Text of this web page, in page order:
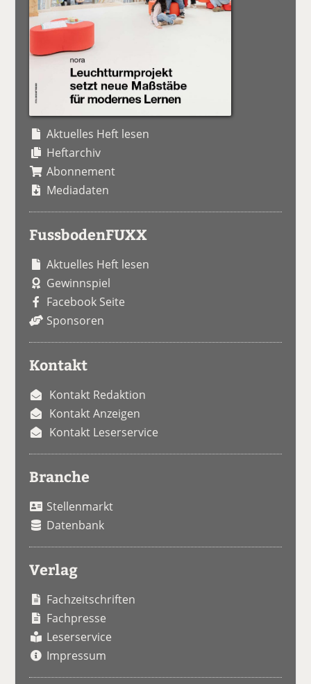
Aktuelles Heft lesen
Heftarchiv
Abonnement
Mediadaten
FussbodenFUXX
Aktuelles Heft lesen
Gewinnspiel
Facebook Seite
Sponsoren
Kontakt
Kontakt Redaktion
Kontakt Anzeigen
Kontakt Leserservice
Branche
Stellenmarkt
Datenbank
Verlag
Fachzeitschriften
Fachpresse
Leserservice
Impressum